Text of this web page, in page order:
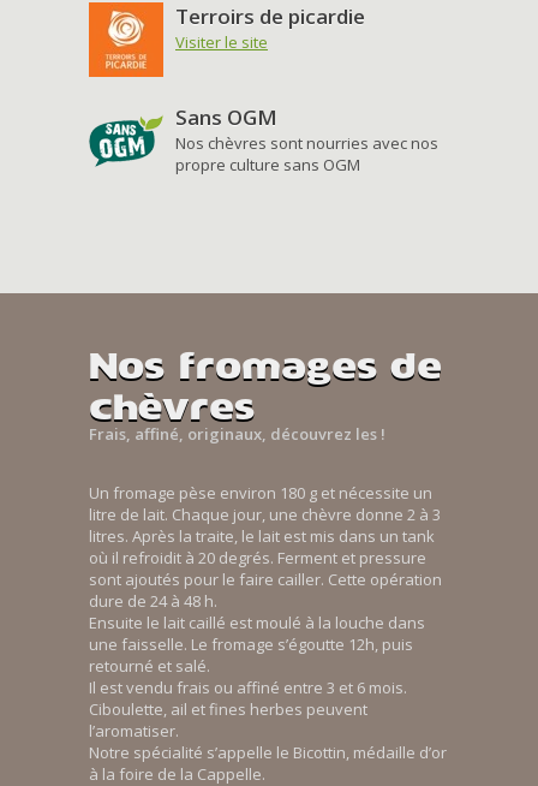
Terroirs de picardie
Visiter le site
Sans OGM
Nos chèvres sont nourries avec nos
propre culture sans OGM
Nos fromages de
chèvres
Frais, affiné, originaux, découvrez les !
Un fromage pèse environ 180 g et nécessite un
litre de lait. Chaque jour, une chèvre donne 2 à 3
litres. Après la traite, le lait est mis dans un tank
où il refroidit à 20 degrés. Ferment et pressure
sont ajoutés pour le faire cailler. Cette opération
dure de 24 à 48 h.
Ensuite le lait caillé est moulé à la louche dans
une faisselle. Le fromage s’égoutte 12h, puis
retourné et salé.
Il est vendu frais ou affiné entre 3 et 6 mois.
Ciboulette, ail et fines herbes peuvent
l’aromatiser.
Notre spécialité s’appelle le Bicottin, médaille d’or
à la foire de la Cappelle.